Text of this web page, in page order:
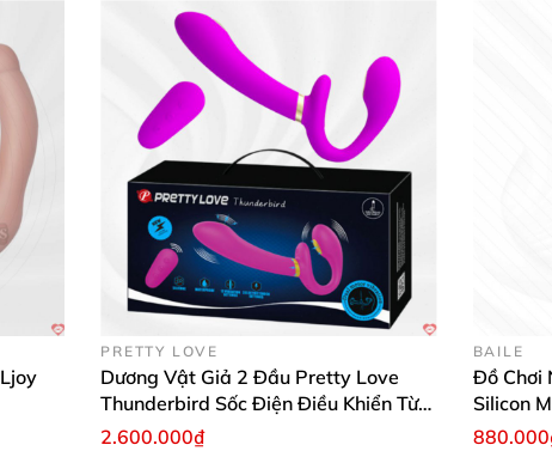
gian sạc 105 phút, sử dụng 156 phút
khiển đa chức năng trên điện thoại
PRETTY LOVE
Dương Vật Giả 2 Đầu Pretty Love
Thunderbird Sốc Điện Điều Khiển Từ
Xa
2.600.000₫
BAILE
Đồ Chơi
Silicon